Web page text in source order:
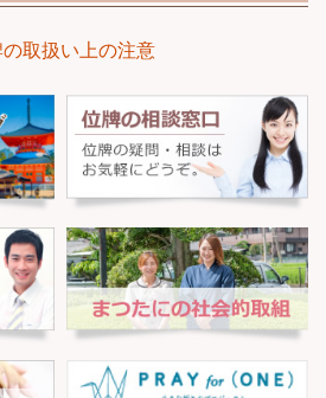
取扱い上の注意